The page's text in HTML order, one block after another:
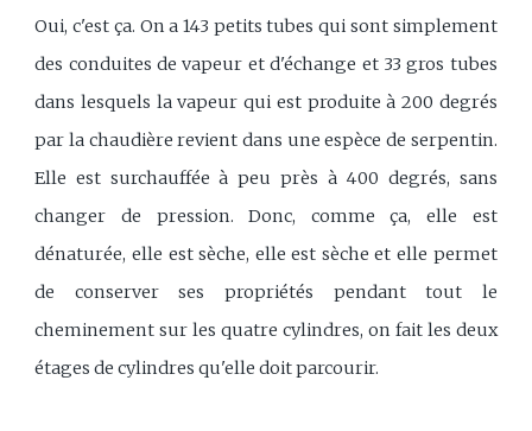
Oui, c'est ça. On a 143 petits tubes qui sont simplement
des conduites de vapeur et d'échange et 33 gros tubes
dans lesquels la vapeur qui est produite à 200 degrés
par la chaudière revient dans une espèce de serpentin.
Elle est surchauffée à peu près à 400 degrés, sans
changer de pression. Donc, comme ça, elle est
dénaturée, elle est sèche, elle est sèche et elle permet
de conserver ses propriétés pendant tout le
cheminement sur les quatre cylindres, on fait les deux
étages de cylindres qu'elle doit parcourir.